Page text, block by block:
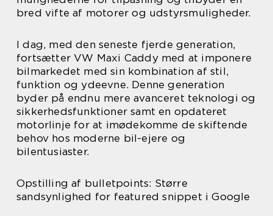
bred vifte af motorer og udstyrsmuligheder.
I dag, med den seneste fjerde generation,
fortsætter VW Maxi Caddy med at imponere
bilmarkedet med sin kombination af stil,
funktion og ydeevne. Denne generation
byder på endnu mere avanceret teknologi og
sikkerhedsfunktioner samt en opdateret
motorlinje for at imødekomme de skiftende
behov hos moderne bil-ejere og
bilentusiaster.
Opstilling af bulletpoints: Større
sandsynlighed for featured snippet i Google